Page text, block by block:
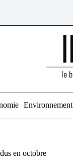
Environnement
en octobre